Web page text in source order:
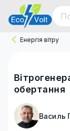
Енергія вітру
обертання
Василь